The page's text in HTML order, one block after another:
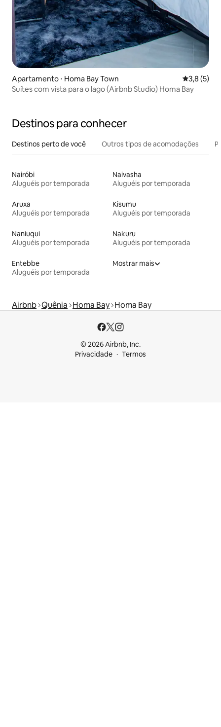
Apartamento ⋅ Homa Bay Town 3,8 de
3,8 (5)
Suítes com vista para o lago (Airbnb Studio) Homa Bay
Destinos para conhecer
Destinos perto de você Outros tipos de acomodações
Nairóbi
Aluguéis por temporada
Naivasha
Aluguéis por temporada
Aruxa
Aluguéis por temporada
Kisumu
Aluguéis por temporada
Naniuqui
Aluguéis por temporada
Nakuru
Aluguéis por temporada
Entebbe
Aluguéis por temporada
Mostrar mais
Airbnb Quênia Homa Bay Homa Bay
© 2026 Airbnb, Inc.
Privacidade
Termos